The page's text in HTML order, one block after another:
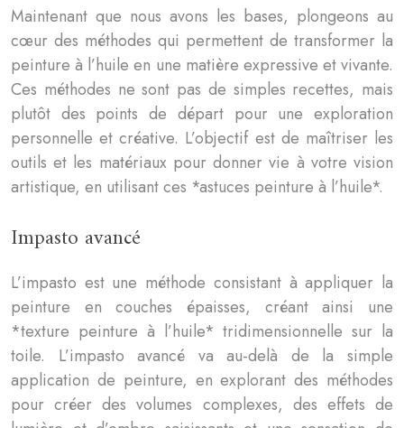
Maintenant que nous avons les bases, plongeons au
cœur des méthodes qui permettent de transformer la
peinture à l’huile en une matière expressive et vivante.
Ces méthodes ne sont pas de simples recettes, mais
plutôt des points de départ pour une exploration
personnelle et créative. L’objectif est de maîtriser les
outils et les matériaux pour donner vie à votre vision
artistique, en utilisant ces *astuces peinture à l’huile*.
Impasto avancé
L’impasto est une méthode consistant à appliquer la
peinture en couches épaisses, créant ainsi une
*texture peinture à l’huile* tridimensionnelle sur la
toile. L’impasto avancé va au-delà de la simple
application de peinture, en explorant des méthodes
pour créer des volumes complexes, des effets de